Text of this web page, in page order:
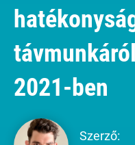
2021-ben
Szerző: